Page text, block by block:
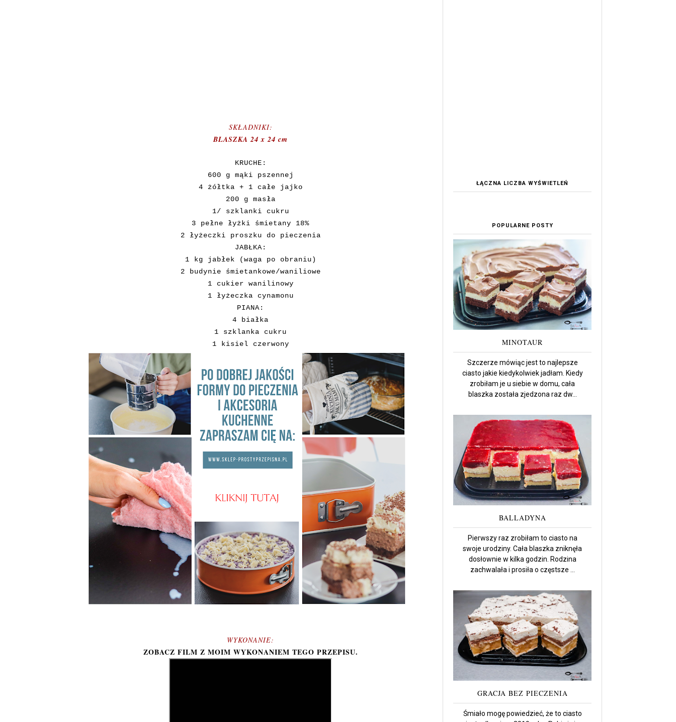
SKŁADNIKI:
BLASZKA 24 x 24 cm
KRUCHE:
600 g mąki pszennej
4 żółtka + 1 całe jajko
200 g masła
1/ szklanki cukru
3 pełne łyżki śmietany 18%
2 łyżeczki proszku do pieczenia
JABŁKA:
1 kg jabłek (waga po obraniu)
2 budynie śmietankowe/waniliowe
1 cukier wanilinowy
1 łyżeczka cynamonu
PIANA:
4 białka
1 szklanka cukru
1 kisiel czerwony
WYKONANIE:
ZOBACZ FILM Z MOIM WYKONANIEM TEGO PRZEPISU.
ŁĄCZNA LICZBA WYŚWIETLEŃ
POPULARNE POSTY
MINOTAUR
Szczerze mówiąc jest to najlepsze
ciasto jakie kiedykolwiek jadłam. Kiedy
zrobiłam je u siebie w domu, cała
blaszka została zjedzona raz dw...
BALLADYNA
Pierwszy raz zrobiłam to ciasto na
swoje urodziny. Cała blaszka zniknęła
dosłownie w kilka godzin. Rodzina
zachwalała i prosiła o częstsze ...
GRACJA BEZ PIECZENIA
Śmiało mogę powiedzieć, że to ciasto